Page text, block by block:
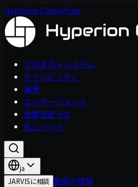
Hyperion Consulting
プロダクトシステム
ケイパビリティ
業界
エンゲージメント
意思決定ラボ
私について
ja
JARVISに相談 製品の相談